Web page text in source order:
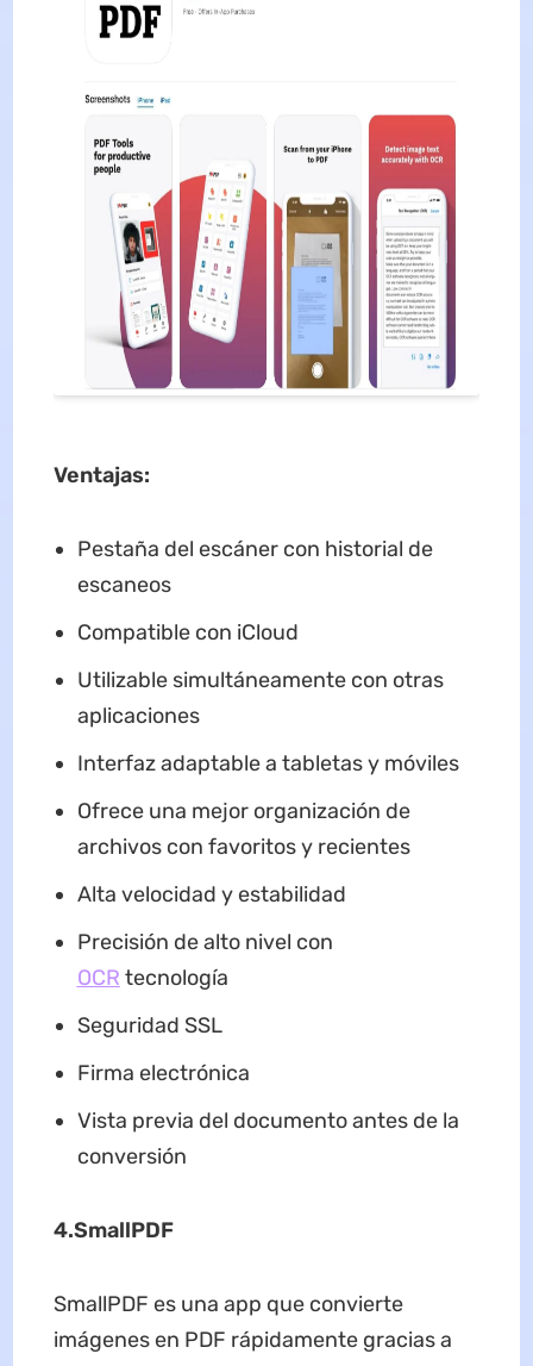
Ventajas:
Pestaña del escáner con historial de
escaneos
Compatible con iCloud
Utilizable simultáneamente con otras
aplicaciones
Interfaz adaptable a tabletas y móviles
Ofrece una mejor organización de
archivos con favoritos y recientes
Alta velocidad y estabilidad
Precisión de alto nivel con
OCR tecnología
Seguridad SSL
Firma electrónica
Vista previa del documento antes de la
conversión
4.SmallPDF
SmallPDF es una app que convierte
imágenes en PDF rápidamente gracias a